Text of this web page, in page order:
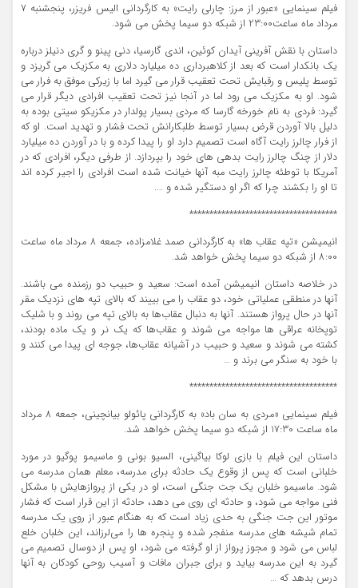
فیلم سینمایی «عبور از مرز: چارلی رایت» به‌ کارگردانی الیس فریزر، پنجشنبه 7
مرداد ماه ساعت23:00 از شبکه دو سیما پخش می شود.
داستان با نقش آفرینی آیدان کوئین، اندی گارسیا، دنی پینو و گری دنیلز درباره
یک بانکدار است که بعد از کلاهبرداری ده میلیارد دلاری به مکزیک می گریزد و
توسط پلیس و رقبایش تحت تعقیب قرار می گیرد اما با زیرکی موفق به فرار می
شود. او به مکزیک می رود اما در آنجا نیز تحت تعقیب افرادی دیگر قرار می
گیرد: فردی به نام خورخه گارسا که مردی بسیار پولدار در مکزیکو سیتی بوده به
دلیل بالا آوردن قرض بسیار توسط طلبکارانش تحت فشار و تهدید است. او که
از فرار چالرز رایت آگاه است تصمیم دارد او را پیدا کرده و با در آوردن ده میلیارد
دلار از چنگ چالرز رایت بدهی های خود را بپردازد. از طرفی دیگر، افرادی که در
آمریکا با توطئه چالرز رایت مبه آنها خیانت شده است افرادی را اجیر کرده اند
تا او را بکشند چرا که اگر او دستگیر شده و ….
*************************************
انیمیشن «تپه عقاب ها» به کارگردانی صمد غلامزاده، جمعه 8 مرداد ماه ساعت
8:00 از شبکه دو سیما پخش خواهد شد.
در خلاصه داستان انیمیشن آمده است: سعید و حبیب دو رزمنده می باشند.
آنها در منطقی عملیاتی خود، دو عقاب را می بییند که بالای تپه های نزدیک مقر
آنها در حال پرواز هستند. آنها به دنبال عقاب‌ها به بالای تپه می روند و با شلیک
توپخانه عراقی ها مواجه می شوند و عقاب‌ها که یک نر و یک ماده بودند،
کشته می شوند و سعید و حبیب در آشیانه عقاب‌ها، جوجه ای پیدا می کنند و
با خود به سنگر می برند و …
*************************************
فیلم سینمایی «مردی به سان باد» به کارگردانی پائولو بیانچینی، جمعه 8 مرداد
ماه ساعت 17:30 از شبکه دو سیما پخش خواهد شد.
داستان این فیلم با بازی لوکا بیاگینی، السیو بونی و ماسیمو پوگیو در مورد
خلبانی است که پس از وقوع یک حادثه برای مدرسه، معلم همان مدرسه می
شود. ماسیمو خلبان یک جت جنگی است، او در یکی از پروازهایش با مشکل
فنی مواجه می شود، و حادثه ای روی می دهد، حادثه از این قرار است که فشار
موتور این جت جنگی به حدی زیاد است که به هنگام عبور از روی یک مدرسه
تمام شیشه های مدرسه منفجر شده و پنجره ها را می‌لرزاند، این خلبان خلع
لباس می شود و مجوز پرواز از او گرفته می شود، او پس از دوسال تصمیم می
گیرد به این مدرسه بیاید و برای جبران مافات و آسیب روحی کودکان به آنها
درس بدهد که …